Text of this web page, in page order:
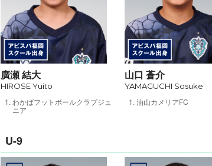
廣瀬 結大
HIROSE Yuito
わかばフットボールクラブジュ
ニア
山口 蒼介
YAMAGUCHI Sosuke
油山カメリアFC
U-9